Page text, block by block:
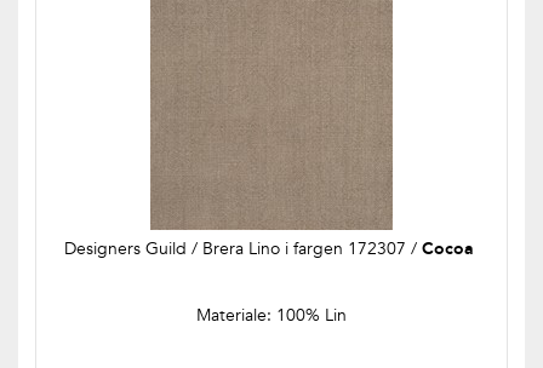
Designers Guild / Brera Lino i fargen 172307 / Cocoa
Materiale: 100% Lin